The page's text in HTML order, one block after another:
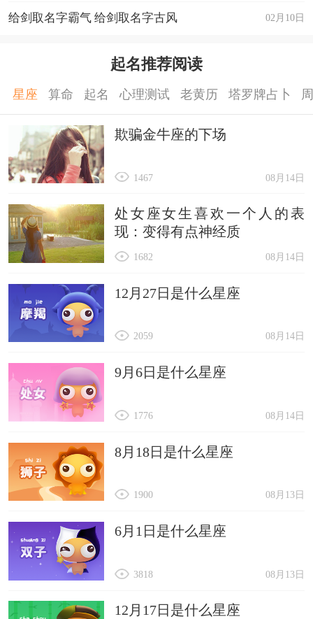
02月10日
给剑取名字霸气 给剑取名字古风
起名推荐阅读
星座 算命 起名 心理测试 老黄历 塔罗牌占卜
欺骗金牛座的下场
08月14日
1467
处女座女生喜欢一个人的表
现：变得有点神经质
08月14日
1682
12月27日是什么星座
08月14日
2059
9月6日是什么星座
08月14日
1776
8月18日是什么星座
08月13日
1900
6月1日是什么星座
08月13日
3818
12月17日是什么星座